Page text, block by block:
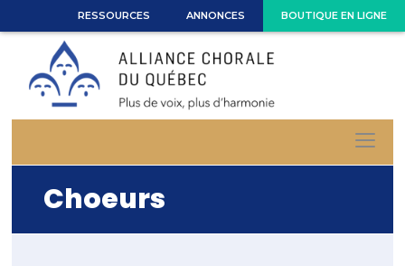
BOUTIQUE EN LIGNE
RESSOURCES ANNONCES
Choeurs